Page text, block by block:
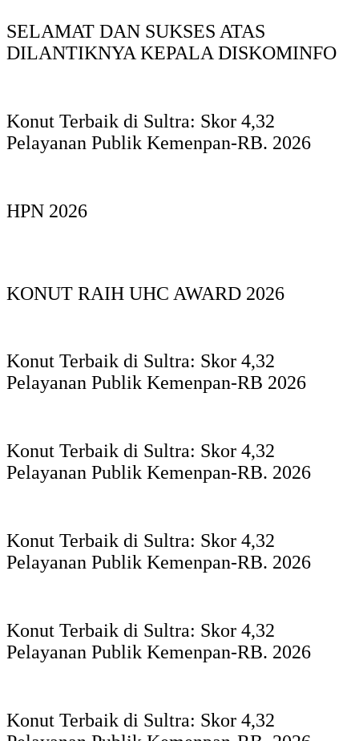
SELAMAT DAN SUKSES ATAS
DILANTIKNYA KEPALA DISKOMINFO
Konut Terbaik di Sultra: Skor 4,32
Pelayanan Publik Kemenpan-RB. 2026
HPN 2026
KONUT RAIH UHC AWARD 2026
Konut Terbaik di Sultra: Skor 4,32
Pelayanan Publik Kemenpan-RB 2026
Konut Terbaik di Sultra: Skor 4,32
Pelayanan Publik Kemenpan-RB. 2026
Konut Terbaik di Sultra: Skor 4,32
Pelayanan Publik Kemenpan-RB. 2026
Konut Terbaik di Sultra: Skor 4,32
Pelayanan Publik Kemenpan-RB. 2026
Konut Terbaik di Sultra: Skor 4,32